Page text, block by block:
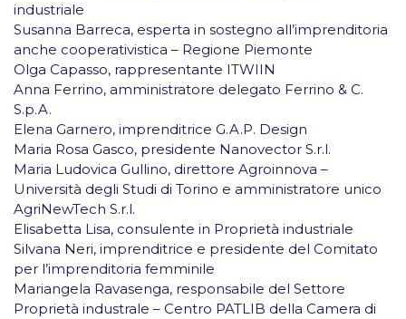
industriale
Susanna Barreca, esperta in sostegno all’imprenditoria
anche cooperativistica – Regione Piemonte
Olga Capasso, rappresentante ITWIIN
Anna Ferrino, amministratore delegato Ferrino & C.
S.p.A.
Elena Garnero, imprenditrice G.A.P. Design
Maria Rosa Gasco, presidente Nanovector S.r.l.
Maria Ludovica Gullino, direttore Agroinnova –
Università degli Studi di Torino e amministratore unico
AgriNewTech S.r.l.
Elisabetta Lisa, consulente in Proprietà industriale
Silvana Neri, imprenditrice e presidente del Comitato
per l’imprenditoria femminile
Mariangela Ravasenga, responsabile del Settore
Proprietà industrale – Centro PATLIB della Camera di